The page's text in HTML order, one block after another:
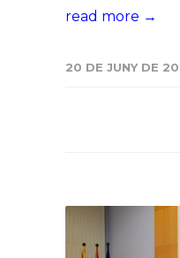
read more →
20 DE JUNY DE